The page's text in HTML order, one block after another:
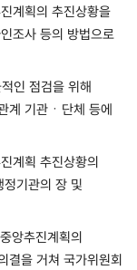
계획의 추진상황을
조사 등의 방법으로
인 점검을 위해
계 기관ㆍ단체 등에
계획 추진상황의
기관의 장 및
앙추진계획의
결을 거쳐 국가위원회